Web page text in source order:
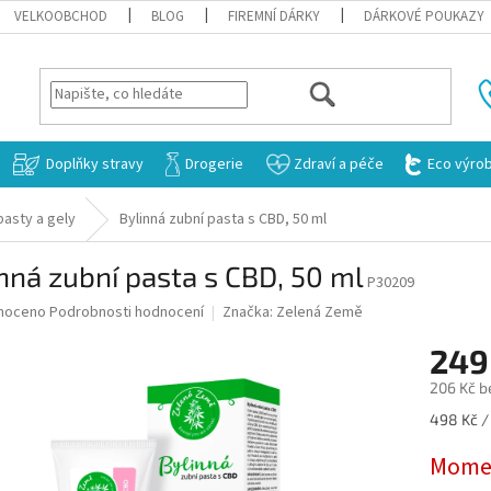
VELKOOBCHOD BLOG FIREMNÍ DÁRKY DÁRKOVÉ POUKAZY
HLEDAT
Doplňky stravy Drogerie Zdraví a péče Eco
a gely Bylinná zubní pasta s CBD, 50 ml
zubní pasta s CBD, 50 mlP30209
Podrobnosti hodnocení Značka: Zelená Země
206 Kč
Měrná
498 Kč /